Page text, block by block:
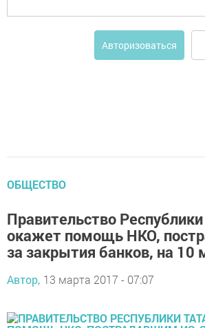
Авторизоваться
ОБЩЕСТВО
Правительство
окажет помощь НКО,
за закрытия банков, на 10
Автор, 13 марта 2017 - 07:07